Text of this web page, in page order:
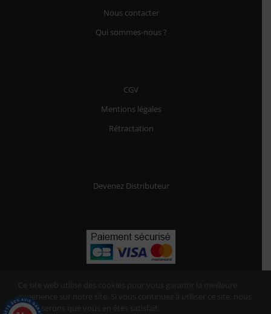
Nous contacter
Qui sommes-nous ?
CGV
Mentions légales
Rétractation
Devenez Distributeur
Ce site web utilise des cookies pour vous garantir la meilleure
expérience sur notre site. Si vous continuez à utiliser ce site, nous
supposerons que vous en êtes satisfait.